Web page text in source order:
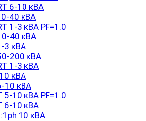
6-10 кВА
40 кВА
1-3 кВА PF=1.0
40 кВА
3 кВА
200 кВА
1-3 кВА
кВА
10 кВА
5-10 кВА PF=1.0
6-10 кВА
10 кВА